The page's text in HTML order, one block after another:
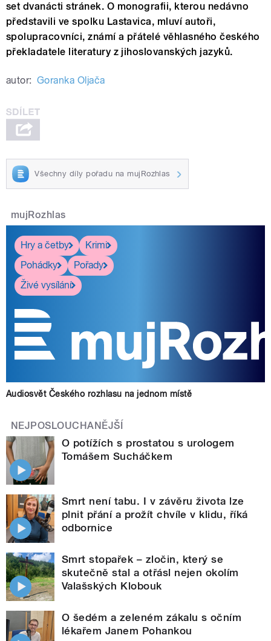
set dvanácti stránek. O monografii, kterou nedávno
představili ve spolku Lastavica, mluví autoři,
spolupracovníci, známí a přátelé věhlasného českého
překladatele literatury z jihoslovanských jazyků.
autor: Goranka Oljača
Všechny díly pořadu na mujRozhlas
mujRozhlas
Hry a četby
Krimi
Pohádky
Pořady
Živé vysílání
Audiosvět Českého rozhlasu na jednom místě
NEJPOSLOUCHANĚJŠÍ
O potížích s prostatou s urologem
Tomášem Sucháčkem
Smrt není tabu. I v závěru života lze
plnit přání a prožít chvíle v klidu, říká
odbornice
Smrt stopařek – zločin, který se
skutečně stal a otřásl nejen okolím
Valašských Klobouk
O šedém a zeleném zákalu s očním
lékařem Janem Pohankou